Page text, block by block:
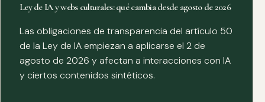
Ley de IA y webs culturales: qué cambia desde agosto de 2026
Las obligaciones de transparencia del artículo 50
de la Ley de IA empiezan a aplicarse el 2 de
agosto de 2026 y afectan a interacciones con IA
y ciertos contenidos sintéticos.